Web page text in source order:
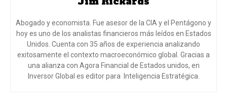
Abogado y economista. Fue asesor de la CIA y el Pentágono y
hoy es uno de los analistas financieros más leídos en Estados
Unidos. Cuenta con 35 años de experiencia analizando
exitosamente el contexto macroeconómico global. Gracias a
una alianza con Agora Financial de Estados unidos, en
Inversor Global es editor para Inteligencia Estratégica.